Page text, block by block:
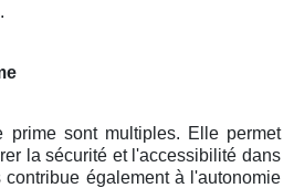
prime sont multiples. Elle permet
la sécurité et l'accessibilité dans
également à l'autonomie